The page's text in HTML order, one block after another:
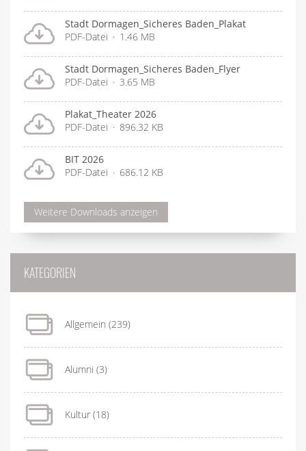
Stadt Dormagen_Sicheres Baden_Plakat
PDF-Datei
1.46 MB
Stadt Dormagen_Sicheres Baden_Flyer
PDF-Datei
3.65 MB
Plakat_Theater 2026
PDF-Datei
896.32 KB
BIT 2026
PDF-Datei
686.12 KB
Weitere Downloads anzeigen
KATEGORIEN
Allgemein (239)
Alumni (3)
Kultur (18)